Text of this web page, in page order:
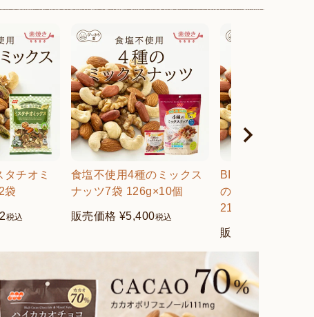
チオミ
袋
税込
食塩不使用4種のミックス
ナッツ7袋 126g×10個
販売価格 ¥5,400税込
BIGパック食塩不
のミックスナッツ
216g×8個
販売価格